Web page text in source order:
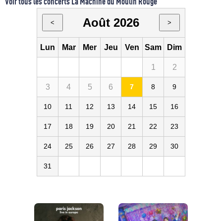
< Août 2026 >
Lun Mar Mer Jeu Ven Sam Dim
1 2
3 4 5 6 7 8 9
10 11 12 13 14 15 16
17 18 19 20 21 22 23
24 25 26 27 28 29 30
31